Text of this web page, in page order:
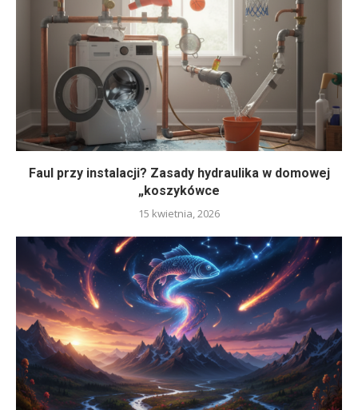
Faul przy instalacji? Zasady hydraulika w domowej
„koszykówce
15 kwietnia, 2026